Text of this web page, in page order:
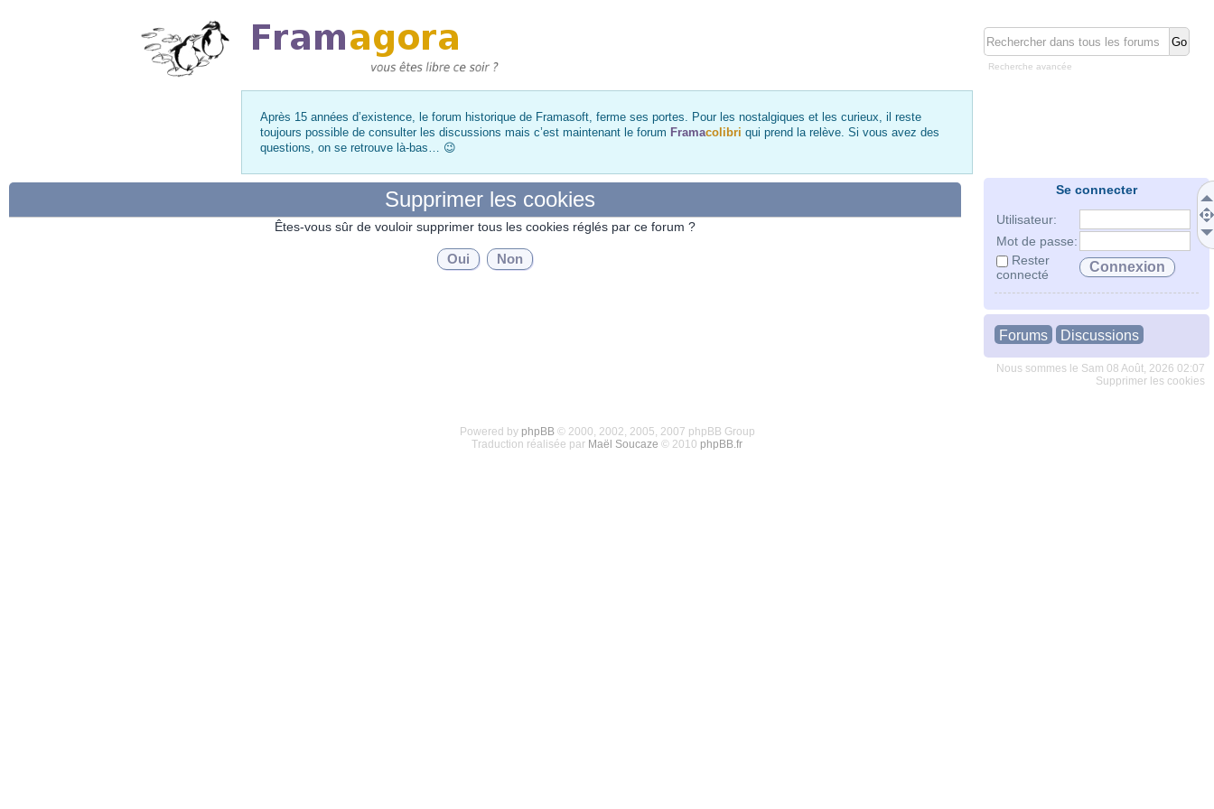
Recherche avancée
Après 15 années d’existence, le forum historique de Framasoft, ferme ses portes. Pour les nostalgiques et les curieux, il reste
toujours possible de consulter les discussions mais c’est maintenant le forum Framacolibri qui prend la relève. Si vous avez des
questions, on se retrouve là-bas… 😉
Se connecter
Utilisateur:
Mot de passe:
Rester
connecté
Forums Discussions
Nous sommes le Sam 08 Août, 2026 02:07
Supprimer les cookies
Supprimer les cookies
Êtes-vous sûr de vouloir supprimer tous les cookies réglés par ce forum ?
Powered by phpBB© 2000, 2002, 2005, 2007 phpBB Group
Traduction réalisée par Maël Soucaze © 2010 phpBB.fr